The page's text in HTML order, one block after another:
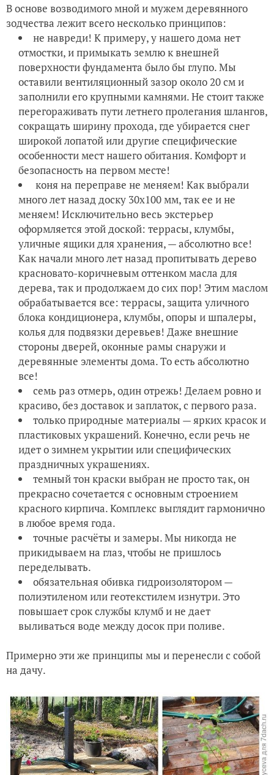
В основе возводимого мной и мужем деревянного
зодчества лежит всего несколько принципов:
не навреди! К примеру, у нашего дома нет
отмостки, и примыкать землю к внешней
поверхности фундамента было бы глупо. Мы
оставили вентиляционный зазор около 20 см и
заполнили его крупными камнями. Не стоит также
перегораживать пути летнего пролегания шлангов,
сокращать ширину прохода, где убирается снег
широкой лопатой или другие специфические
особенности мест нашего обитания. Комфорт и
безопасность на первом месте!
коня на переправе не меняем! Как выбрали
много лет назад доску 30х100 мм, так ее и не
меняем! Исключительно весь экстерьер
оформляется этой доской: террасы, клумбы,
уличные ящики для хранения, — абсолютно все!
Как начали много лет назад пропитывать дерево
красновато-коричневым оттенком масла для
дерева, так и продолжаем до сих пор! Этим маслом
обрабатывается все: террасы, защита уличного
блока кондиционера, клумбы, опоры и шпалеры,
колья для подвязки деревьев! Даже внешние
стороны дверей, оконные рамы снаружи и
деревянные элементы дома. То есть абсолютно
все!
семь раз отмерь, один отрежь! Делаем ровно и
красиво, без доставок и заплаток, с первого раза.
только природные материалы — ярких красок и
пластиковых украшений. Конечно, если речь не
идет о зимнем укрытии или специфических
праздничных украшениях.
темный тон краски выбран не просто так, он
прекрасно сочетается с основным строением
красного кирпича. Комплекс выглядит гармонично
в любое время года.
точные расчёты и замеры. Мы никогда не
прикидываем на глаз, чтобы не пришлось
переделывать.
обязательная обивка гидроизолятором —
полиэтиленом или геотекстилем изнутри. Это
повышает срок службы клумб и не дает
выливаться воде между досок при поливе.
Примерно эти же принципы мы и перенесли с собой
на дачу.